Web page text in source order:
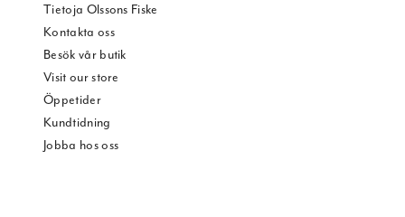
Tietoja Olssons Fiske
Kontakta oss
Besök vår butik
Visit our store
Öppetider
Kundtidning
Jobba hos oss